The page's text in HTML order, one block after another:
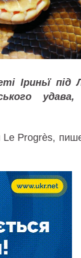
Іриньї під
Progrès,